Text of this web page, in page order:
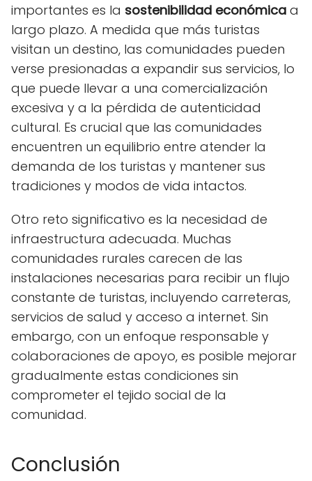
importantes es la sostenibilidad económica a
largo plazo. A medida que más turistas
visitan un destino, las comunidades pueden
verse presionadas a expandir sus servicios, lo
que puede llevar a una comercialización
excesiva y a la pérdida de autenticidad
cultural. Es crucial que las comunidades
encuentren un equilibrio entre atender la
demanda de los turistas y mantener sus
tradiciones y modos de vida intactos.
Otro reto significativo es la necesidad de
infraestructura adecuada. Muchas
comunidades rurales carecen de las
instalaciones necesarias para recibir un flujo
constante de turistas, incluyendo carreteras,
servicios de salud y acceso a internet. Sin
embargo, con un enfoque responsable y
colaboraciones de apoyo, es posible mejorar
gradualmente estas condiciones sin
comprometer el tejido social de la
comunidad.
Conclusión